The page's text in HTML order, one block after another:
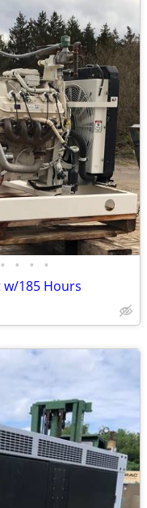
• • • •
w/185 Hours